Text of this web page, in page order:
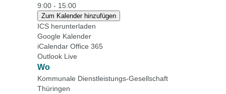
9:00 - 15:00
Zum Kalender hinzufügen
ICS herunterladen
Google Kalender
iCalendar Office 365
Outlook Live
Wo
Kommunale Dienstleistungs-Gesellschaft
Thüringen